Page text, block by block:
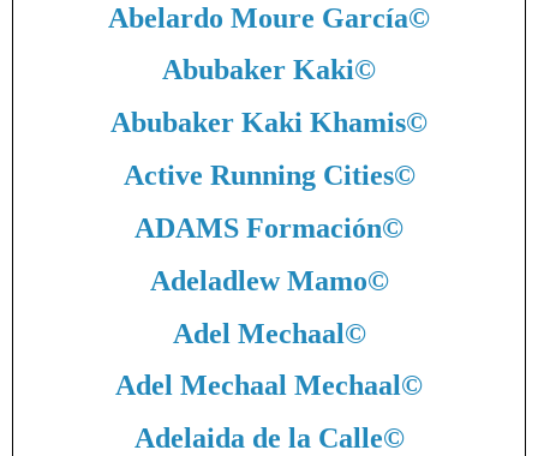
Abelardo Moure García©
Abubaker Kaki©
Abubaker Kaki Khamis©
Active Running Cities©
ADAMS Formación©
Adeladlew Mamo©
Adel Mechaal©
Adel Mechaal Mechaal©
Adelaida de la Calle©